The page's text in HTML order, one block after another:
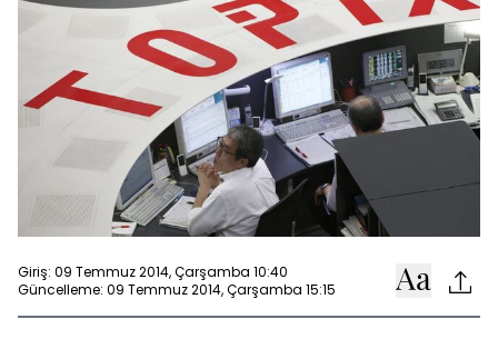
Giriş: 09 Temmuz 2014, Çarşamba 10:40
Güncelleme: 09 Temmuz 2014, Çarşamba 15:15